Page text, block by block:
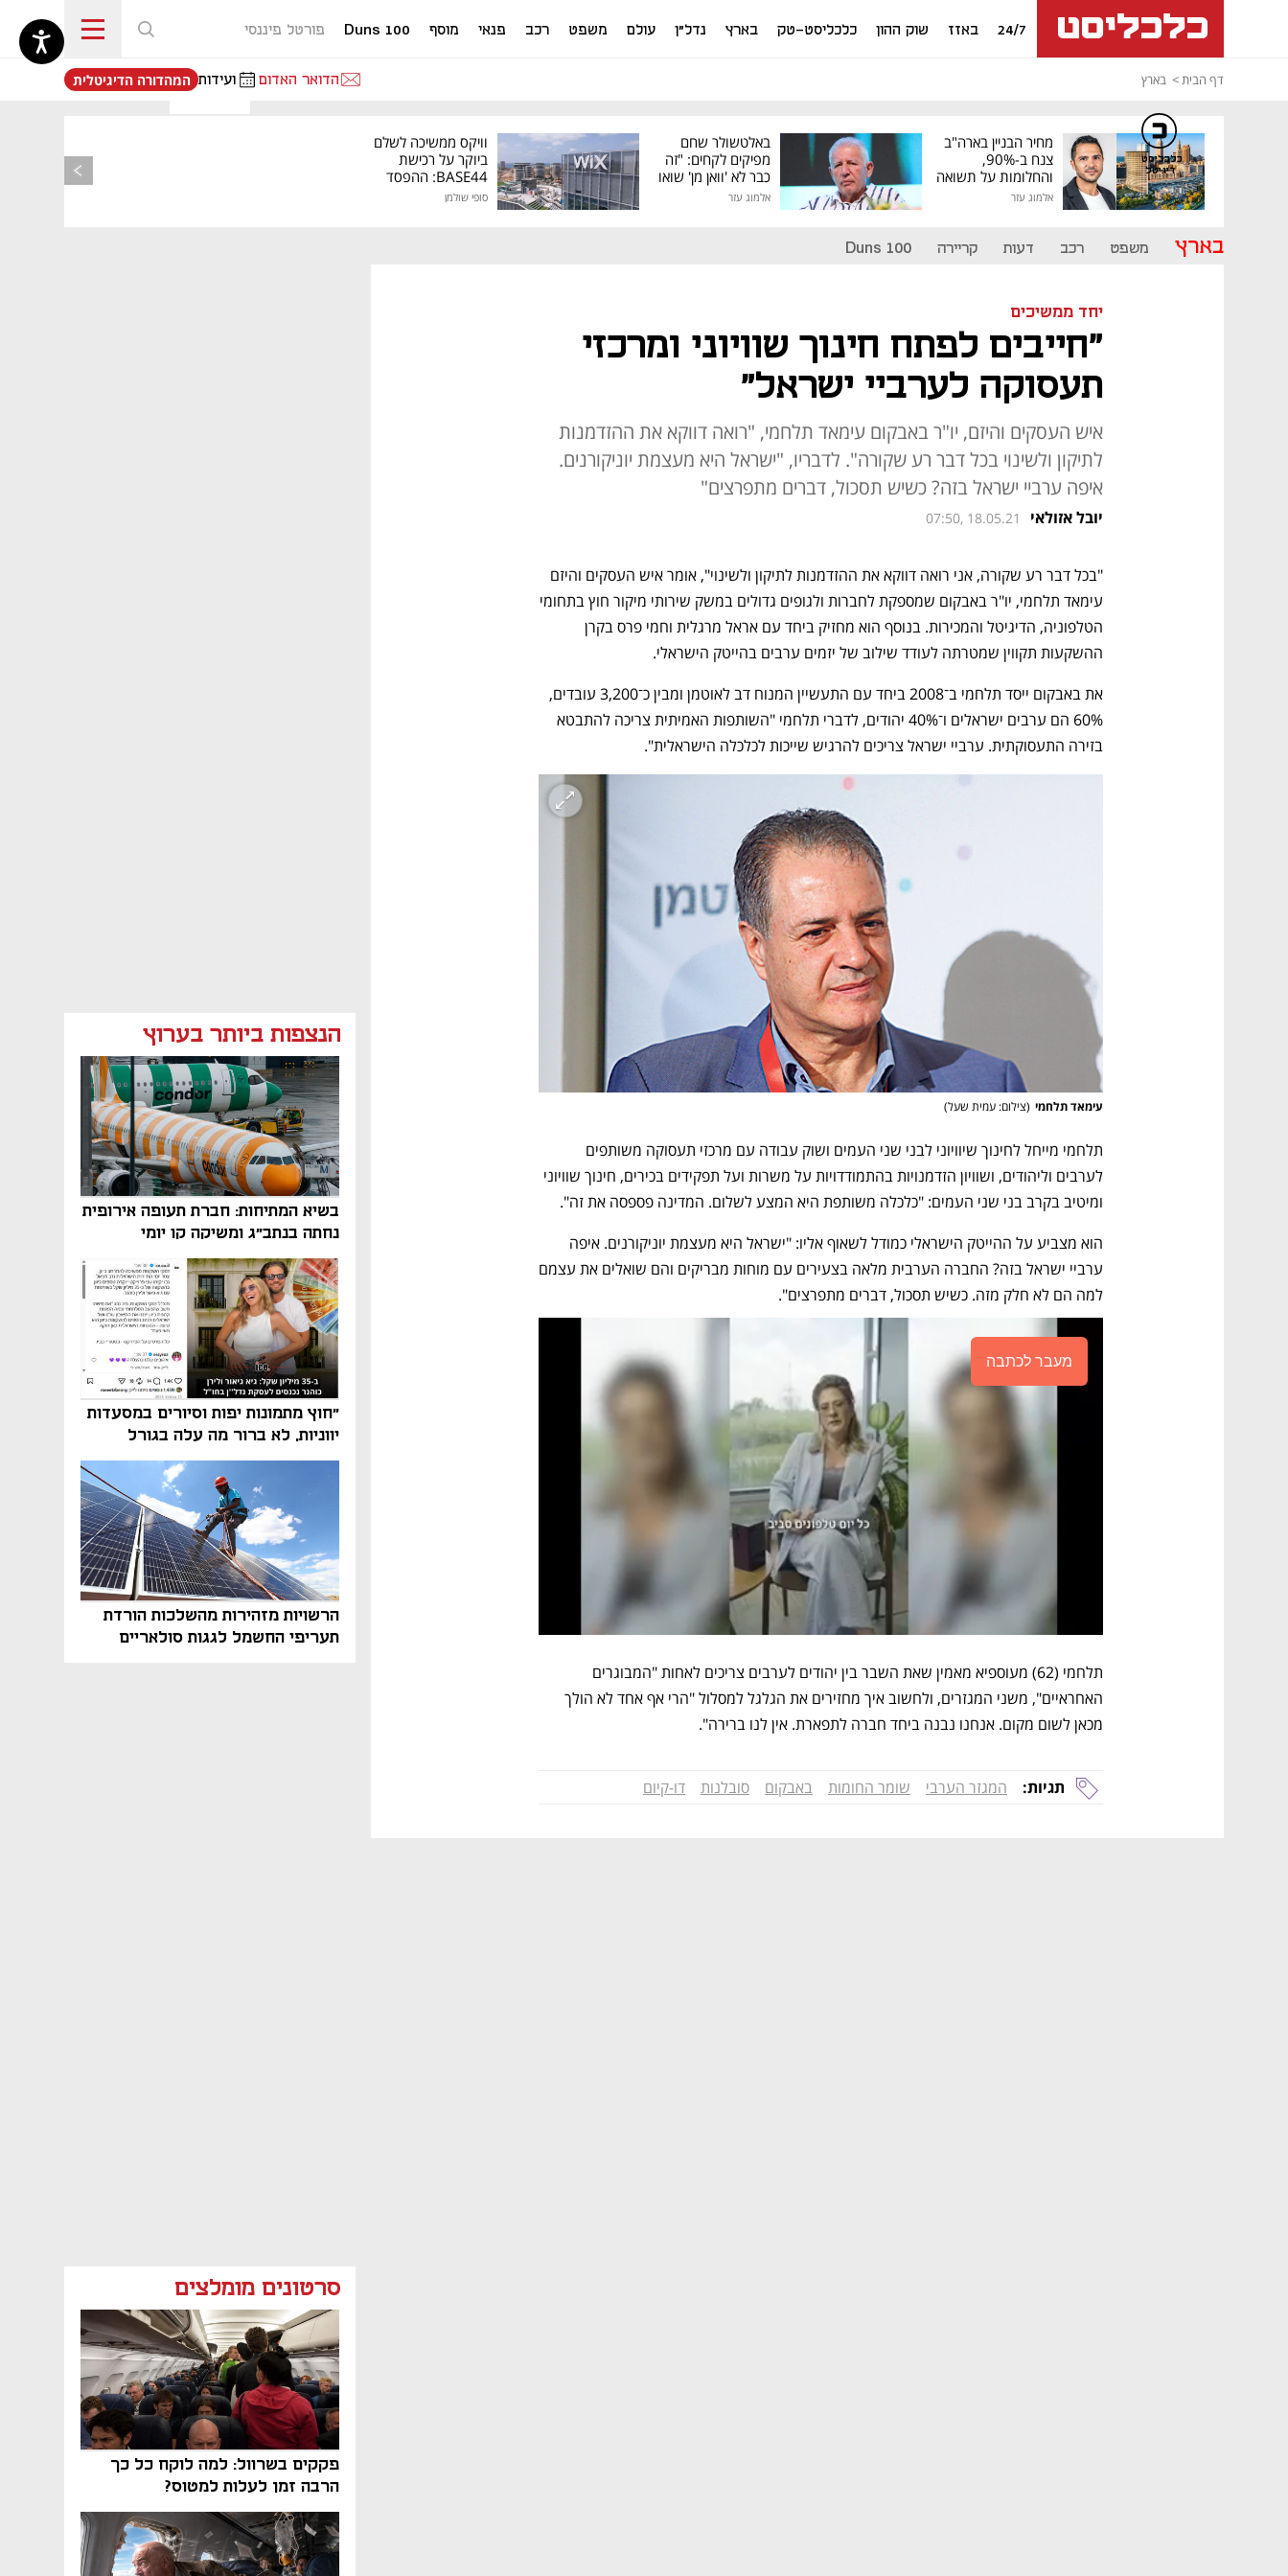
24/7 באזז שוק ההון כלכליסט-טק בארץ נדל"ן עולם משפט רכב פנאי מוסף Duns 100 פורטל פיננסי
דף הבית בארץ הדואר האדום ועידות
נפתח בכרטיסייה חדשה
המהדורה הדיגיטלית
מחיר הבניין בארה"ב
צנח ב-90%,
והחלומות על תשואה
גבוהה התנפצו
אלמוג עזר
באלטשולר שחם
מפיקים לקחים: "זה
כבר לא 'וואן מן' שואו
של גילעד"
אלמוג עזר
וויקס ממשיכה לשלם
ביוקר על רכישת
BASE44: ההפסד
סופי שולמן
בארץ משפט רכב דעות קריירה Duns 100
הנצפות ביותר בערוץ
בשיא המתיחות: חברת תעופה אירופית
נחתה בנתב"ג ומשיקה קו יומי
"חוץ מתמונות יפות וסיורים במסעדות
יווניות, לא ברור מה עלה בגורל
פרויקט הנדל"ן"
הרשויות מזהירות מהשלכות הורדת
תעריפי החשמל לגגות סולאריים
סרטונים מומלצים
פקקים בשרוול: למה לוקח כל כך
הרבה זמן לעלות למטוס?
כלכליסט
דיגיטל
יחד ממשיכים
"חייבים לפתח חינוך שוויוני ומרכזי
תעסוקה לערביי ישראל"
איש העסקים והיזם, יו"ר באבקום עימאד תלחמי, "רואה דווקא את ההזדמנות
לתיקון ולשינוי בכל דבר רע שקורה". לדבריו, "ישראל היא מעצמת יוניקורנים.
איפה ערביי ישראל בזה? כשיש תסכול, דברים מתפרצים"
יובל אזולאי 07:50, 18.05.21
ההשקעות תקווין שמטרתה לעודד שילוב של יזמים ערבים בהייטק הישראלי.
בזירה התעסוקתית. ערביי ישראל צריכים להרגיש שייכות לכלכלה הישראלית".
עימאד תלחמי (צילום: עמית שעל)
ומיטיב בקרב בני שני העמים: "כלכלה משותפת היא המצע לשלום. המדינה פספסה את זה".
למה הם לא חלק מזה. כשיש תסכול, דברים מתפרצים".
מעבר לכתבה
מכאן לשום מקום. אנחנו נבנה ביחד חברה לתפארת. אין לנו ברירה".
תגיות: המגזר הערבי שומר החומות באבקום סובלנות דו-קיום